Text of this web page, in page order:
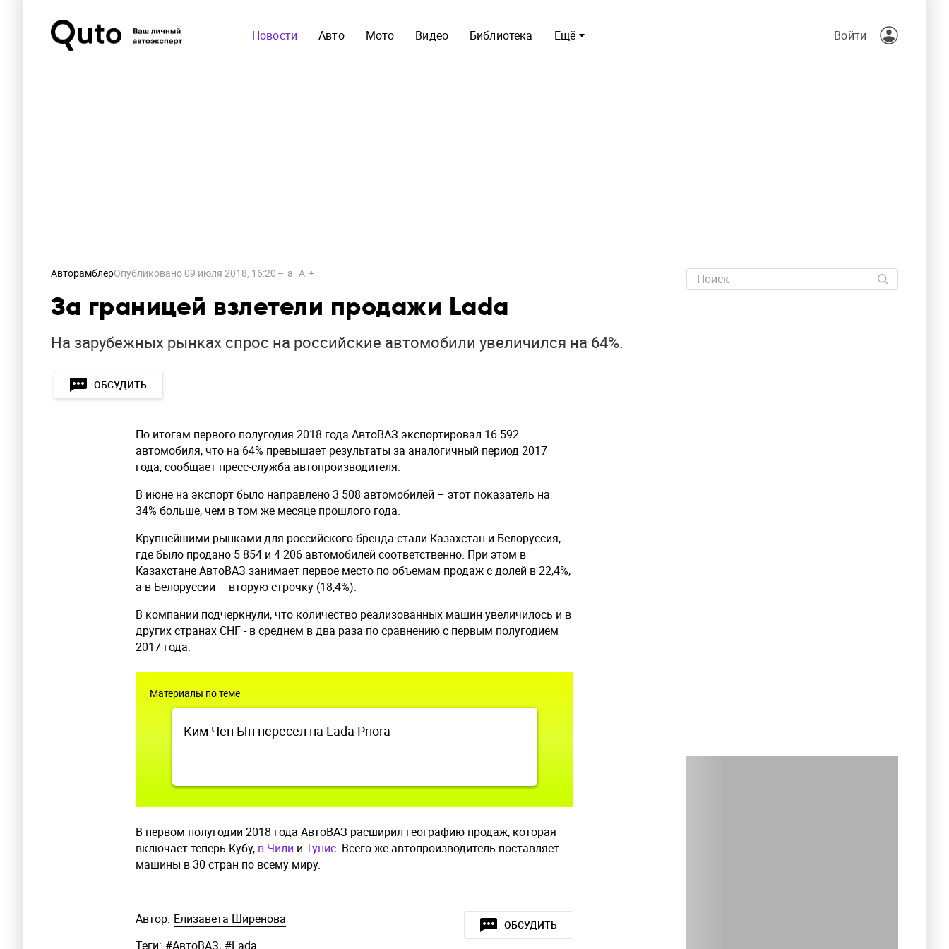
Ещё
Новости Авто Мото Видео Библиотека Войти
АвторамблерОпубликовано 09 июля 2018, 16:20 a A
За границей взлетели продажи Lada
На зарубежных рынках спрос на российские автомобили увеличился на 64%.
ОБСУДИТЬ
По итогам первого полугодия 2018 года АвтоВАЗ экспортировал 16 592
автомобиля, что на 64% превышает результаты за аналогичный период 2017
года, сообщает пресс-служба автопроизводителя.
В июне на экспорт было направлено 3 508 автомобилей – этот показатель на
34% больше, чем в том же месяце прошлого года.
Крупнейшими рынками для российского бренда стали Казахстан и Белоруссия,
где было продано 5 854 и 4 206 автомобилей соответственно. При этом в
Казахстане АвтоВАЗ занимает первое место по объемам продаж с долей в 22,4%,
а в Белоруссии – вторую строчку (18,4%).
В компании подчеркнули, что количество реализованных машин увеличилось и в
других странах СНГ - в среднем в два раза по сравнению с первым полугодием
2017 года.
Материалы по теме
Ким Чен Ын пересел на Lada Priora
В первом полугодии 2018 года АвтоВАЗ расширил географию продаж, которая
включает теперь Кубу, в Чили и Тунис. Всего же автопроизводитель поставляет
машины в 30 стран по всему миру.
ОБСУДИТЬ
Автор: Елизавета Ширенова
Теги: #АвтоВАЗ, #Lada